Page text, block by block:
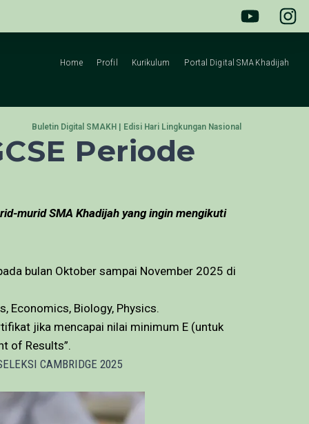
Home Profil Kurikulum Portal Digital SMA Khadijah
Buletin Digital SMAKH | Edisi Hari Lingkungan Nasional
Periode
murid SMA Khadijah yang ingin mengikuti
bulan Oktober sampai November 2025 di
Economics, Biology, Physics.
jika mencapai nilai minimum E (untuk
of Results”.
CAMBRIDGE 2025